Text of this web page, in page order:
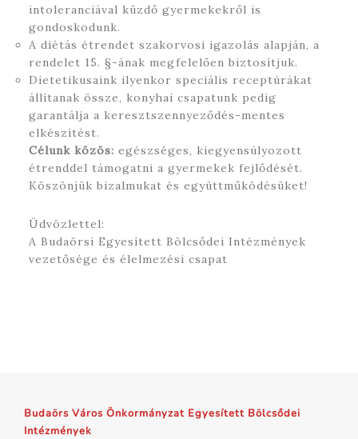
intoleranciával küzdő gyermekekről is
gondoskodunk.
A diétás étrendet szakorvosi igazolás alapján, a
rendelet 15. §-ának megfelelően biztosítjuk.
Dietetikusaink ilyenkor speciális receptúrákat
állítanak össze, konyhai csapatunk pedig
garantálja a keresztszennyeződés-mentes
elkészítést.
Célunk közös: egészséges, kiegyensúlyozott
étrenddel támogatni a gyermekek fejlődését.
Köszönjük bizalmukat és együttműködésüket!
Üdvözlettel:
A Budaörsi Egyesített Bölcsődei Intézmények
vezetősége és élelmezési csapat
Budaörs Város Önkormányzat Egyesített Bölcsődei
Intézmények